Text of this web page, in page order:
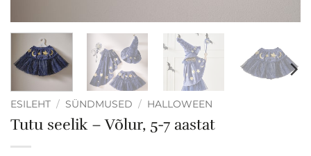
ESILEHT / SÜNDMUSED / HALLOWEEN
Tutu seelik – Võlur, 5-7 aastat